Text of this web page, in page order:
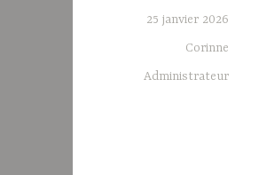
25 janvier 2026
Corinne
Administrateur